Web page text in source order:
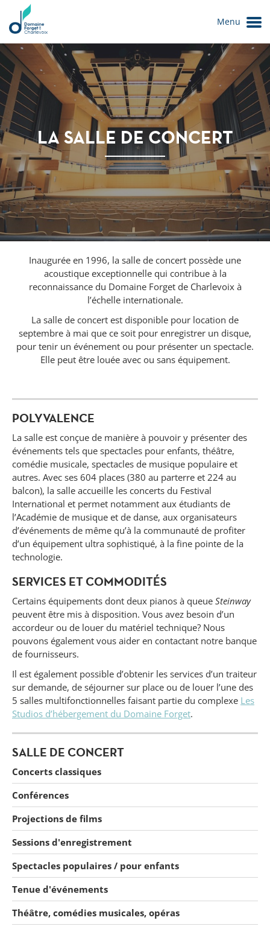
Le Domaine
Forget
Menu
LA SALLE DE CONCERT
Inaugurée en 1996, la salle de concert possède une
acoustique exceptionnelle qui contribue à la
reconnaissance du Domaine Forget de Charlevoix à
l’échelle internationale.
La salle de concert est disponible pour location de
septembre à mai que ce soit pour enregistrer un disque,
pour tenir un événement ou pour présenter un spectacle.
Elle peut être louée avec ou sans équipement.
POLYVALENCE
La salle est conçue de manière à pouvoir y présenter des
événements tels que spectacles pour enfants, théâtre,
comédie musicale, spectacles de musique populaire et
autres. Avec ses 604 places (380 au parterre et 224 au
balcon), la salle accueille les concerts du Festival
International et permet notamment aux étudiants de
l’Académie de musique et de danse, aux organisateurs
d’événements de même qu’à la communauté de profiter
d’un équipement ultra sophistiqué, à la fine pointe de la
technologie.
SERVICES ET COMMODITÉS
Certains équipements dont deux pianos à queue Steinway
peuvent être mis à disposition. Vous avez besoin d’un
accordeur ou de louer du matériel technique? Nous
pouvons également vous aider en contactant notre banque
de fournisseurs.
Il est également possible d’obtenir les services d’un traiteur
sur demande, de séjourner sur place ou de louer l’une des
5 salles multifonctionnelles faisant partie du complexe Les
Studios d’hébergement du Domaine Forget.
SALLE DE CONCERT
Concerts classiques
Conférences
Projections de films
Sessions d'enregistrement
Spectacles populaires / pour enfants
Tenue d'événements
Théâtre, comédies musicales, opéras